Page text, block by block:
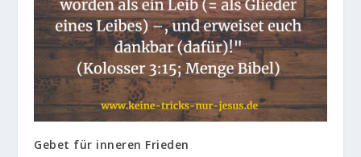
Gebet für inneren Frieden